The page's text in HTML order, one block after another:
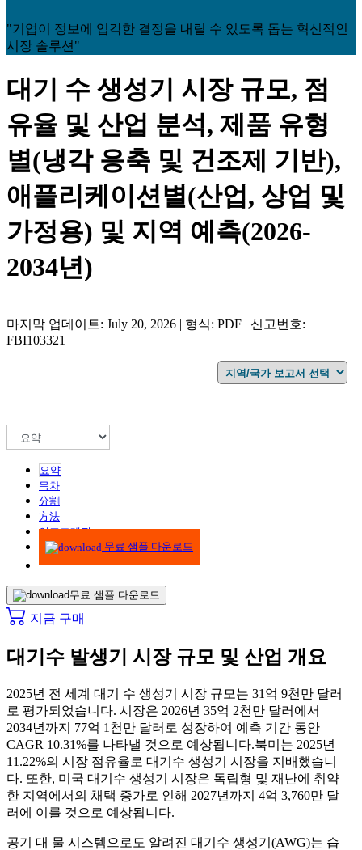
"기업이 정보에 입각한 결정을 내릴 수 있도록 돕는 혁신적인
시장 솔루션"
대기 수 생성기 시장 규모, 점
유율 및 산업 분석, 제품 유형
별(냉각 응축 및 건조제 기반),
애플리케이션별(산업, 상업 및
가정용) 및 지역 예측(2026-
2034년)
마지막 업데이트: July 20, 2026 | 형식: PDF | 신고번호:
FBI103321
요약
목차
分割
方法
인포그래픽
무료 샘플 다운로드
무료 샘플 다운로드
지금 구매
대기수 발생기 시장 규모 및 산업 개요
2025년 전 세계 대기 수 생성기 시장 규모는 31억 9천만 달러
로 평가되었습니다. 시장은 2026년 35억 2천만 달러에서
2034년까지 77억 1천만 달러로 성장하여 예측 기간 동안
CAGR 10.31%를 나타낼 것으로 예상됩니다.북미는 2025년
11.22%의 시장 점유율로 대기수 생성기 시장을 지배했습니
다. 또한, 미국 대기수 생성기 시장은 독립형 및 재난에 취약
한 지역에서의 채택 증가로 인해 2027년까지 4억 3,760만 달
러에 이를 것으로 예상됩니다.
공기 대 물 시스템으로도 알려진 대기수 생성기(AWG)는 습